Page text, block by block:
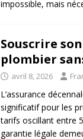
impossible, mais
Souscrire
plombier
avril 8, 2026
L’assurance
significatif pour les
tarifs oscillant entre
garantie légale